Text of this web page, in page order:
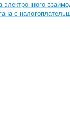
с